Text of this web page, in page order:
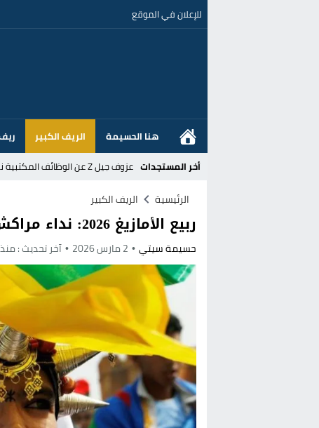
للإعلان في الموقع
هنا الحسيمة الريف الكبير
أخر المستجدات عزوف جيل Z عن الوظائف المكتبية نحو المهن الحرفية: تحول اجتماعي يسائل نجاعة السياسات العمومية بالمغرب
القضاء الإسباني يفتح تحقيقا في
هل قطع أخنوش عطلته بأمر من
عز الدين أوناحي يتصدر اهتمامات
تغيير تاريخي بحزب الاستقلال
اتفاق وشيك بين واشنطن وطهران
الحكومة الإسبانية تعلن عن ميزانية استثنائية بقيمة 25
قطاع نقل البضائع بالمغرب يلوح
حريق بالمركب التجاري بالناظور
زيادة تسعيرة النقل بالحسيمة
الرئيسية الريف الكبير
ربيع الأمازيغ 2026: نداء مراكش لإنهاء التشتت وفضح الزيف
حسيمة سيتي 2 مارس 2026 آخر تحديث :منذ 5 أشهر